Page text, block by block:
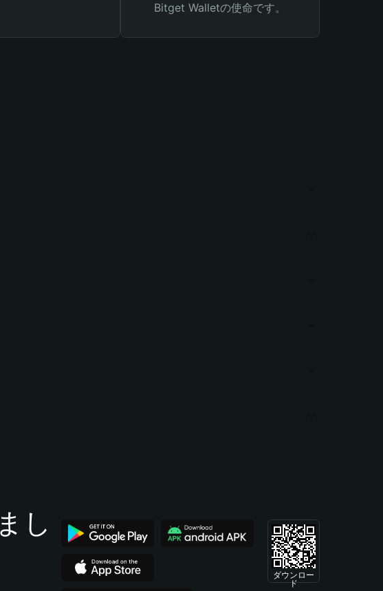
Bitget Walletの使命です。
し
ダウンロー
ド